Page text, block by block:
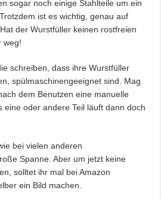
sogar noch einige Stahlteile um ein
ist es wichtig, genau auf
der Wurstfüller keinen rostfreien
weg!
schreiben, dass ihre Wurstfüller
spülmaschinengeeignet sind. Mag
dem Benutzen eine manuelle
eine oder andere Teil läuft dann doch
bei vielen anderen
Spanne. Aber um jetzt keine
solltet ihr mal bei Amazon
ein Bild machen.